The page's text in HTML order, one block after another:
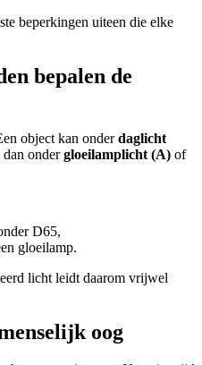
beperkingen uiteen die elke
bepalen de
object kan onderdaglicht
ondergloeilamplicht (A) of
D65,
gloeilamp.
licht leidt daarom vrijwel
oog